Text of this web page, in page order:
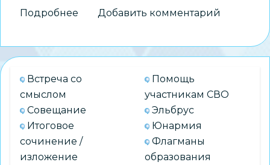
Подробнее
достигшим
14-
летнего
вручили
Добавить комментарий
Встреча со
смыслом
Совещание
Итоговое
сочинение /
изложение
Помощь
участникам СВО
Эльбрус
Юнармия
Флагманы
образования